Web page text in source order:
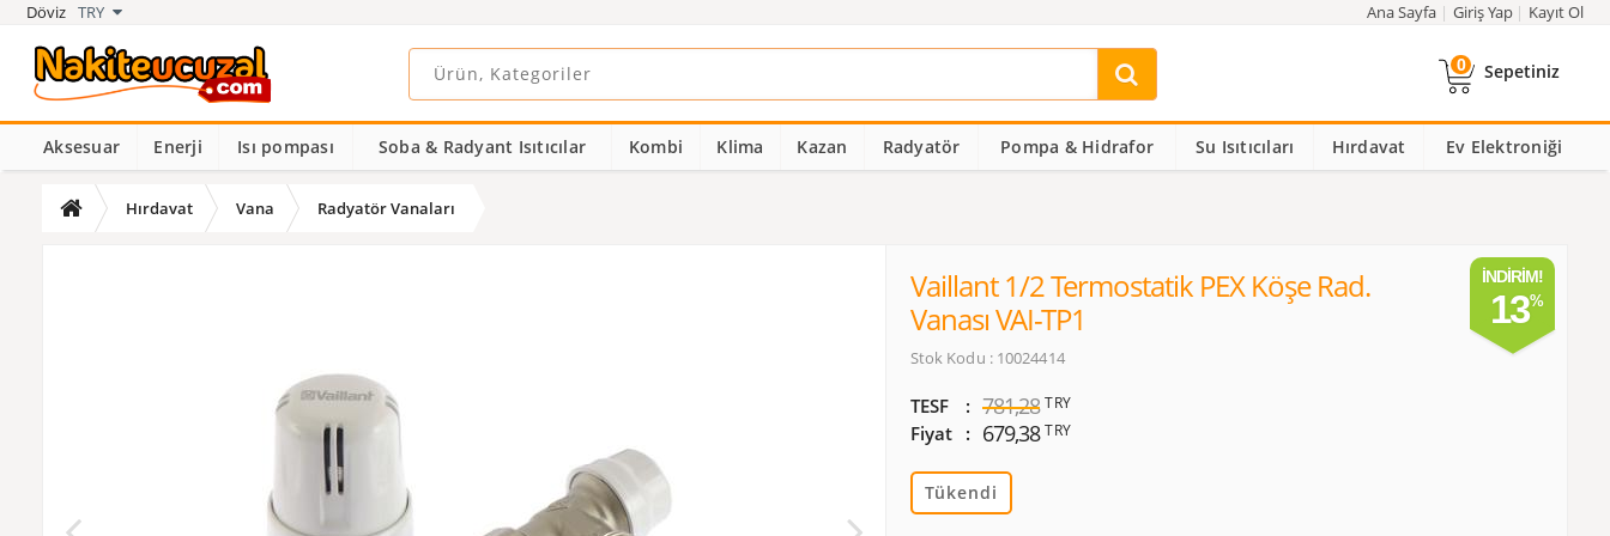
Döviz TRY Ana Sayfa Giriş Yap Kayıt Ol
0 Sepetiniz
Aksesuar Enerji Isı pompası Soba & Radyant Isıtıcılar Kombi Klima Kazan Radyatör Pompa & Hidrafor Su Isıtıcıları Hırdavat Ev Elektroniği
Hırdavat Vana Radyatör Vanaları
Vaillant 1/2 Termostatik PEX Köşe Rad.
Vanası VAI-TP1
Stok Kodu : 10024414
TESF 781,28 TRY
Fiyat 679,38 TRY
Tükendi
İNDIRIM!
13